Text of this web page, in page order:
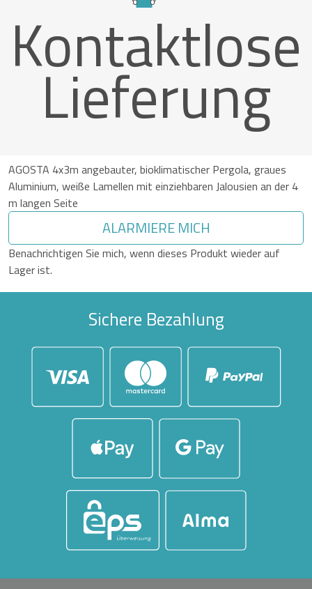
Kontaktlose
Lieferung
AGOSTA 4x3m angebauter, bioklimatischer Pergola, graues
Aluminium, weiße Lamellen mit einziehbaren Jalousien an der 4
m langen Seite
ALARMIERE MICH
Benachrichtigen Sie mich, wenn dieses Produkt wieder auf
Lager ist.
Sichere Bezahlung